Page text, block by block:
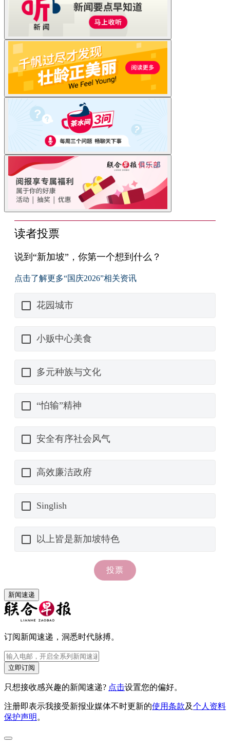
新闻速递
订阅新闻速递，洞悉时代脉搏。
立即订阅
只想接收感兴趣的新闻速递? 点击设置您的偏好。
注册即表示我接受新报业媒体不时更新的使用条款及个人资料
保护声明 。